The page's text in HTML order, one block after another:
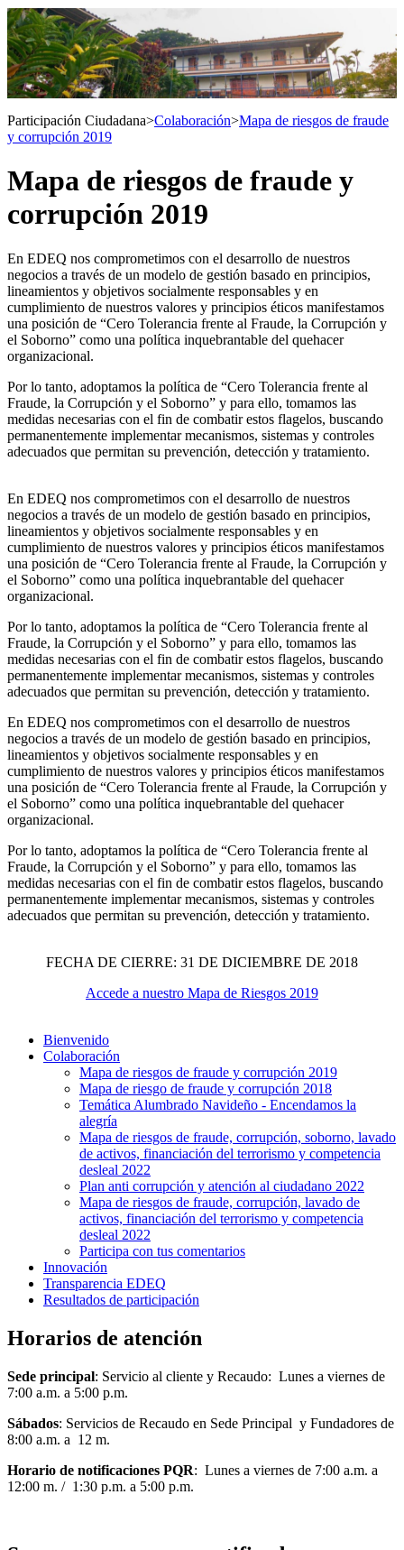
Participación Ciudadana>Colaboración>Mapa de riesgos de fraude
y corrupción 2019
Mapa de riesgos de fraude y
corrupción 2019
En EDEQ nos comprometimos con el desarrollo de nuestros
negocios a través de un modelo de gestión basado en principios,
lineamientos y objetivos socialmente responsables y en
cumplimiento de nuestros valores y principios éticos manifestamos
una posición de “Cero Tolerancia frente al Fraude, la Corrupción y
el Soborno” como una política inquebrantable del quehacer
organizacional.
Por lo tanto, adoptamos la política de “Cero Tolerancia frente al
Fraude, la Corrupción y el Soborno” y para ello, tomamos las
medidas necesarias con el fin de combatir estos flagelos, buscando
permanentemente implementar mecanismos, sistemas y controles
adecuados que permitan su prevención, detección y tratamiento.
En EDEQ nos comprometimos con el desarrollo de nuestros
negocios a través de un modelo de gestión basado en principios,
lineamientos y objetivos socialmente responsables y en
cumplimiento de nuestros valores y principios éticos manifestamos
una posición de “Cero Tolerancia frente al Fraude, la Corrupción y
el Soborno” como una política inquebrantable del quehacer
organizacional.
Por lo tanto, adoptamos la política de “Cero Tolerancia frente al
Fraude, la Corrupción y el Soborno” y para ello, tomamos las
medidas necesarias con el fin de combatir estos flagelos, buscando
permanentemente implementar mecanismos, sistemas y controles
adecuados que permitan su prevención, detección y tratamiento.
En EDEQ nos comprometimos con el desarrollo de nuestros
negocios a través de un modelo de gestión basado en principios,
lineamientos y objetivos socialmente responsables y en
cumplimiento de nuestros valores y principios éticos manifestamos
una posición de “Cero Tolerancia frente al Fraude, la Corrupción y
el Soborno” como una política inquebrantable del quehacer
organizacional.
Por lo tanto, adoptamos la política de “Cero Tolerancia frente al
Fraude, la Corrupción y el Soborno” y para ello, tomamos las
medidas necesarias con el fin de combatir estos flagelos, buscando
permanentemente implementar mecanismos, sistemas y controles
adecuados que permitan su prevención, detección y tratamiento.
FECHA DE CIERRE: 31 DE DICIEMBRE DE 2018
Accede a nuestro Mapa de Riesgos 2019
Bienvenido
Colaboración
Mapa de riesgos de fraude y corrupción 2019
Mapa de riesgo de fraude y corrupción 2018
Temática Alumbrado Navideño - Encendamos la
alegría
Mapa de riesgos de fraude, corrupción, soborno, lavado
de activos, financiación del terrorismo y competencia
desleal 2022
Plan anti corrupción y atención al ciudadano 2022
Mapa de riesgos de fraude, corrupción, lavado de
activos, financiación del terrorismo y competencia
desleal 2022
Participa con tus comentarios
Innovación
Transparencia EDEQ
Resultados de participación
Horarios de atención
Sede principal: Servicio al cliente y Recaudo: Lunes a viernes de
7:00 a.m. a 5:00 p.m.
Sábados: Servicios de Recaudo en Sede Principal y Fundadores de
8:00 a.m. a 12 m.
Horario de notificaciones PQR: Lunes a viernes de 7:00 a.m. a
12:00 m. / 1:30 p.m. a 5:00 p.m.